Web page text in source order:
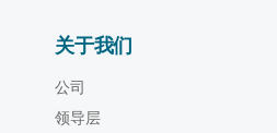
关于我们
公司
领导层